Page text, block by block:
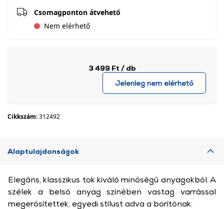
Csomagponton átvehető
Nem elérhető
3 499 Ft / db
Jelenleg nem elérhető
Cikkszám:312492
Alaptulajdonságok
Elegáns, klasszikus tok kiváló minőségű anyagokból. A
szélek a belső anyag színében vastag varrással
megerősítettek, egyedi stílust adva a borítónak.